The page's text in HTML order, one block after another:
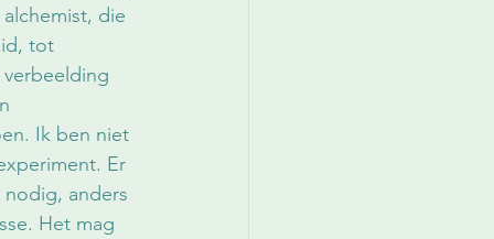
die
tot
Ik ben niet
Er
anders
Het mag